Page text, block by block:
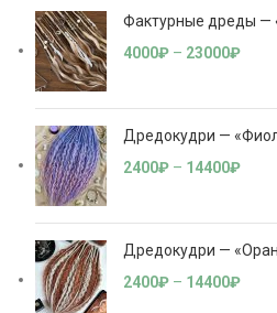
Фактурные дреды —
4000₽ – 23000₽
Дредокудри —
2400₽ – 14400₽
Дредокудри —
2400₽ – 14400₽